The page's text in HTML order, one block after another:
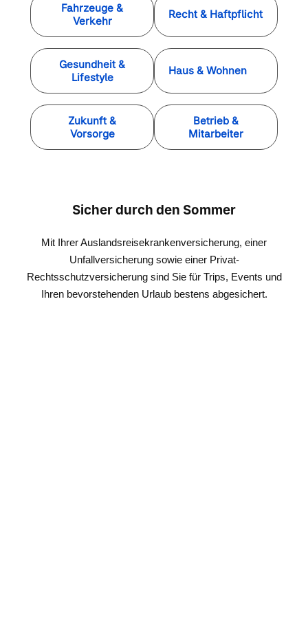
Fahrzeuge &
Verkehr
Recht & Haftpflicht
Gesundheit &
Lifestyle
Haus & Wohnen
Zukunft &
Vorsorge
Betrieb &
Mitarbeiter
Sicher durch den Sommer
Mit Ihrer Auslandsreisekrankenversicherung, einer
Unfallversicherung sowie einer Privat-
Rechtsschutzversicherung sind Sie für Trips, Events und
Ihren bevorstehenden Urlaub bestens abgesichert.